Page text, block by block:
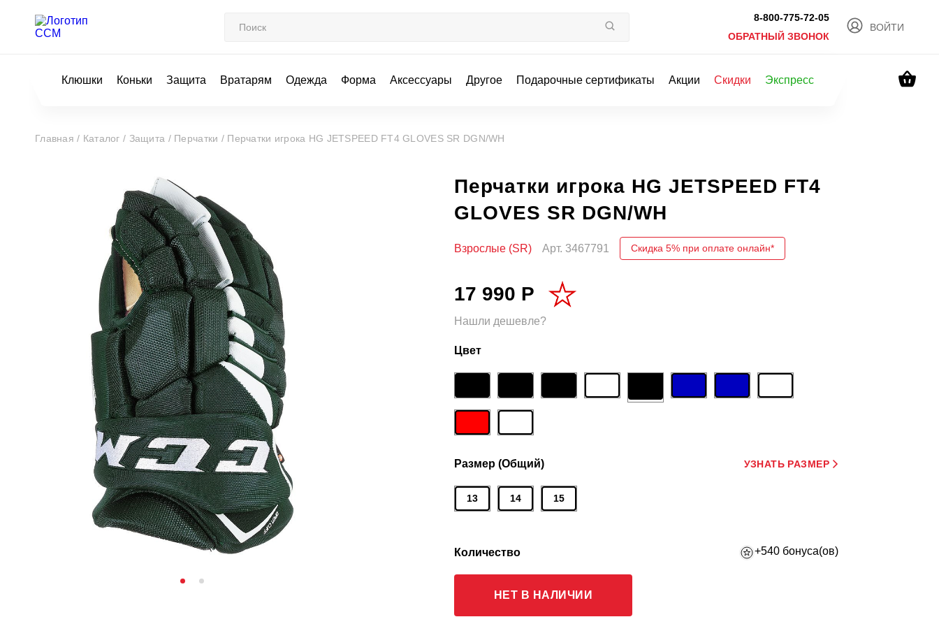
8-800-775-72-05
ОБРАТНЫЙ ЗВОНОК
ВОЙТИ
Клюшки Коньки Защита Вратарям Одежда Форма Аксессуары Другое Подарочные сертификаты Акции Скидки Экспресс
Главная / Каталог / Защита / Перчатки / Перчатки игрока HG JETSPEED FT4 GLOVES SR DGN/WH
Перчатки игрока HG JETSPEED FT4
GLOVES SR DGN/WH
Взрослые (SR) Арт. 3467791 Скидка 5% при оплате онлайн*
17 990 Р
Нашли дешевле?
Цвет
Размер (Общий) УЗНАТЬ РАЗМЕР
13 14 15
Количество +540 бонуса(ов)
НЕТ В НАЛИЧИИ